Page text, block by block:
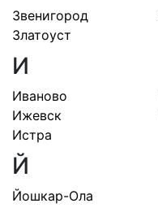
Звенигород
Златоуст
И
Иваново
Ижевск
Истра
Й
Йошкар-Ола